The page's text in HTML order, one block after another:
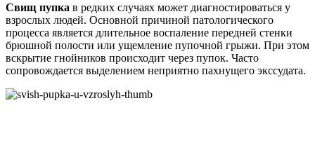
Свищ пупка в редких случаях может диагностироваться у
взрослых людей. Основной причиной патологического
процесса является длительное воспаление передней стенки
брюшной полости или ущемление пупочной грыжи. При этом
вскрытие гнойников происходит через пупок. Часто
сопровождается выделением неприятно пахнущего экссудата.